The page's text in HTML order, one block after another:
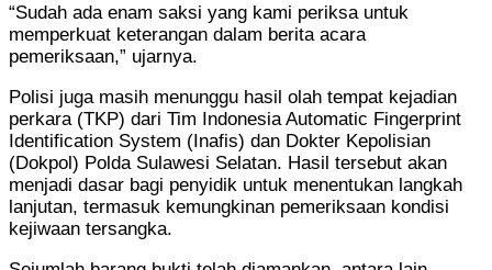
“Sudah ada enam saksi yang kami periksa untuk
memperkuat keterangan dalam berita acara
pemeriksaan,” ujarnya.
Polisi juga masih menunggu hasil olah tempat kejadian
perkara (TKP) dari Tim Indonesia Automatic Fingerprint
Identification System (Inafis) dan Dokter Kepolisian
(Dokpol) Polda Sulawesi Selatan. Hasil tersebut akan
menjadi dasar bagi penyidik untuk menentukan langkah
lanjutan, termasuk kemungkinan pemeriksaan kondisi
kejiwaan tersangka.